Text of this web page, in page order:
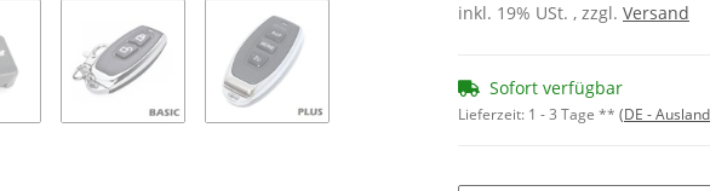
inkl. 19% USt. , zzgl. Versand
Sofort verfügbar
Lieferzeit: 1 - 3 Tage ** (DE -